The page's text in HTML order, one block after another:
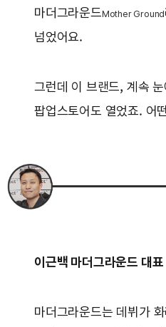
마더그라운드Mother Ground
넘었어요.
그런데 이 브랜드, 계속
팝업스토어도 열었죠. 어
이근백 마더그라운드 대표
마더그라운드는 데뷔가